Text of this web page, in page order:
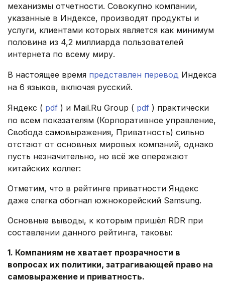
механизмы отчетности. Совокупно компании,
указанные в Индексе, производят продукты и
услуги, клиентами которых является как минимум
половина из 4,2 миллиарда пользователей
интернета по всему миру.
В настоящее время представлен перевод Индекса
на 6 языков, включая русский.
Яндекс ( pdf ) и Mail.Ru Group ( pdf ) практически
по всем показателям (Корпоративное управление,
Свобода самовыражения, Приватность) сильно
отстают от основных мировых компаний, однако
пусть незначительно, но всё же опережают
китайских коллег:
Отметим, что в рейтинге приватности Яндекс
даже слегка обогнал южнокорейский Samsung.
Основные выводы, к которым пришёл RDR при
составлении данного рейтинга, таковы:
1. Компаниям не хватает прозрачности в
вопросах их политики, затрагивающей право на
самовыражение и приватность.